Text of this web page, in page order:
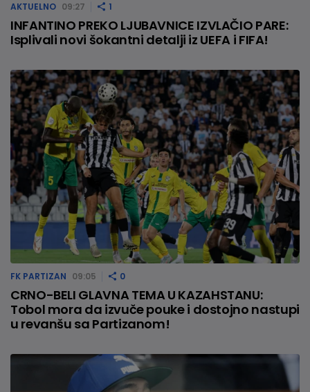
AKTUELNO 09:27 1
INFANTINO PREKO LJUBAVNICE IZVLAČIO PARE:
Isplivali novi šokantni detalji iz UEFA i FIFA!
FK PARTIZAN 09:05 0
CRNO-BELI GLAVNA TEMA U KAZAHSTANU:
Tobol mora da izvuče pouke i dostojno nastupi
u revanšu sa Partizanom!